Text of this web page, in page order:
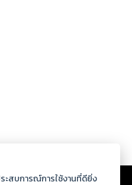
น์โหลด
ะสบการณ์การใช้งานที่ดียิ่ง